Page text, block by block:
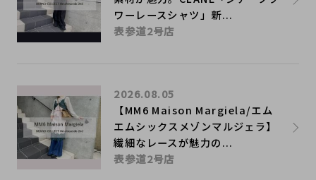
ワーレースシャツ」新...
表参道2号店
【MM6 Maison Margiela/エム
エムシックスメゾンマルジェラ】
繊細なレースが魅力の...
2026.08.05
表参道2号店